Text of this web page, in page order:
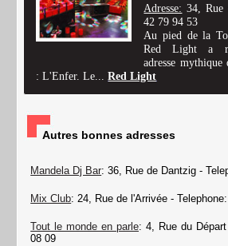
Adresse: 34, Rue
42 79 94 53
Au pied de la
Red Light a
adresse
: L'Enfer. Le...Red Light
Autres bonnes adresses
Mandela Dj Bar: 36, Rue de Dantzig -
Mix Club: 24, Rue de l'Arrivée -
Tout le monde en parle: 4, Rue du
08 09